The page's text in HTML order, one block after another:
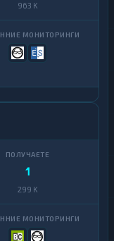
963 K
1
299 K